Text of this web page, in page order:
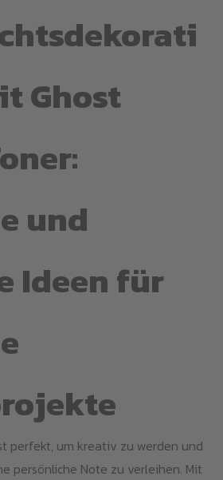
Ghost
und
Ideen für
perfekt, um kreativ zu werden und
persönliche Note zu verleihen. Mit